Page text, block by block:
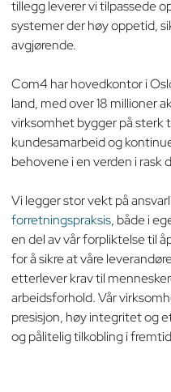
tillegg leverer vi tilpassede
systemer der høy oppetid,
avgjørende.
Com4 har hovedkontor i
land, med over 18 millioner
virksomhet bygger på
kundesamarbeid og
behovene i en verden i rask
Vi legger stor vekt på
forretningspraksis, både i
en del av vår forpliktelse til
for å sikre at våre
etterlever krav til
arbeidsforhold. Vår
presisjon, høy integritet og
og pålitelig tilkobling i